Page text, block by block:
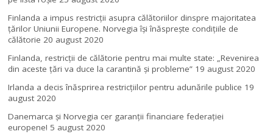
Finlanda a impus restricţii asupra călătoriilor dinspre majoritatea
ţărilor Uniunii Europene. Norvegia își înăsprește condițiile de
călătorie 20 august 2020
Finlanda, restricţii de călătorie pentru mai multe state: „Revenirea
din aceste ţări va duce la carantină şi probleme” 19 august 2020
Irlanda a decis înăsprirea restricțiilor pentru adunările publice 19
august 2020
Danemarca și Norvegia cer garanții financiare federației
europene! 5 august 2020